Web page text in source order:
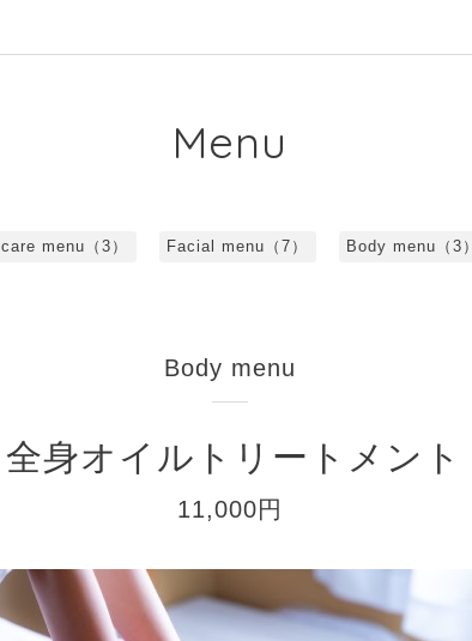
Menu
menu（3） Facial menu（7） Body menu（3）
Body menu
全身オイルトリートメント
11,000円